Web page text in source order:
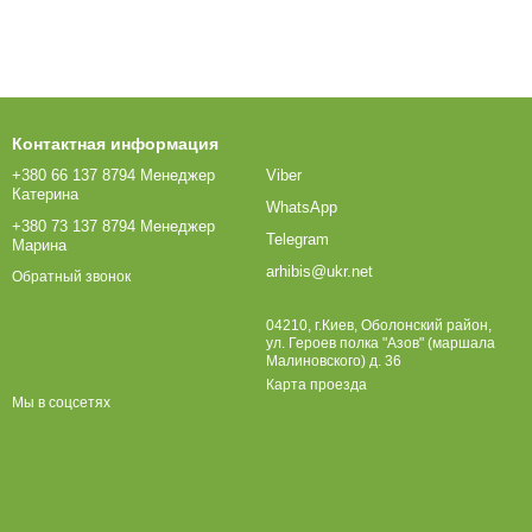
Контактная информация
+380 66 137 8794 Менеджер
Катерина
+380 73 137 8794 Менеджер
Марина
Обратный звонок
Viber
WhatsApp
Telegram
arhibis@ukr.net
04210, г.Киев, Оболонский район,
ул. Героев полка "Азов" (маршала
Малиновского) д. 36
Карта проезда
Мы в соцсетях